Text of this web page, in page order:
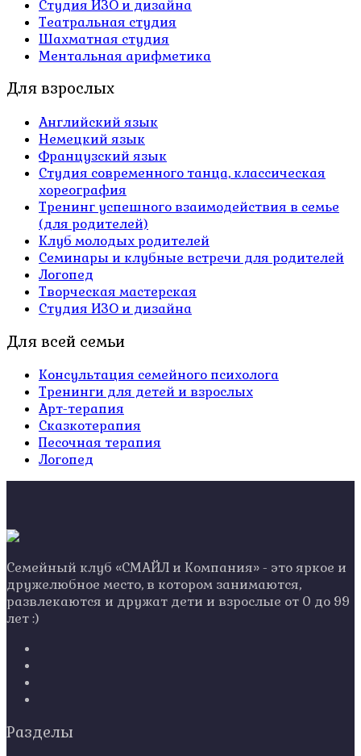
Студия ИЗО и дизайна
Театральная студия
Шахматная студия
Ментальная арифметика
Для взрослых
Английский язык
Немецкий язык
Французский язык
Студия современного танца, классическая
хореография
Тренинг успешного взаимодействия в семье
(для родителей)
Клуб молодых родителей
Семинары и клубные встречи для родителей
Логопед
Творческая мастерская
Студия ИЗО и дизайна
Для всей семьи
Консультация семейного психолога
Тренинги для детей и взрослых
Арт-терапия
Сказкотерапия
Песочная терапия
Логопед
Семейный клуб «СМАЙЛ и Компания» - это яркое и
дружелюбное место, в котором занимаются,
развлекаются и дружат дети и взрослые от 0 до 99
лет :)
Разделы